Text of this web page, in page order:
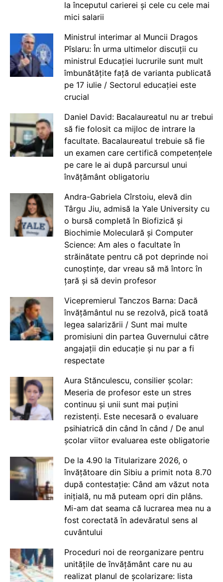
la începutul carierei și cele cu cele mai
mici salarii
Ministrul interimar al Muncii Dragos
Pîslaru: În urma ultimelor discuții cu
ministrul Educației lucrurile sunt mult
îmbunătățite față de varianta publicată
pe 17 iulie / Sectorul educației este
crucial
Daniel David: Bacalaureatul nu ar trebui
să fie folosit ca mijloc de intrare la
facultate. Bacalaureatul trebuie să fie
un examen care certifică competențele
pe care le ai după parcursul unui
învățământ obligatoriu
Andra-Gabriela Cîrstoiu, elevă din
Târgu Jiu, admisă la Yale University cu
o bursă completă în Biofizică și
Biochimie Moleculară și Computer
Science: Am ales o facultate în
străinătate pentru că pot deprinde noi
cunoștințe, dar vreau să mă întorc în
țară și să devin profesor
Vicepremierul Tanczos Barna: Dacă
învățământul nu se rezolvă, pică toată
legea salarizării / Sunt mai multe
promisiuni din partea Guvernului către
angajații din educație și nu par a fi
respectate
Aura Stănculescu, consilier școlar:
Meseria de profesor este un stres
continuu și unii sunt mai puțini
rezistenți. Este necesară o evaluare
psihiatrică din când în când / De anul
școlar viitor evaluarea este obligatorie
De la 4.90 la Titularizare 2026, o
învățătoare din Sibiu a primit nota 8.70
după contestație: Când am văzut nota
inițială, nu mă puteam opri din plâns.
Mi-am dat seama că lucrarea mea nu a
fost corectată în adevăratul sens al
cuvântului
Proceduri noi de reorganizare pentru
unitățile de învățământ care nu au
realizat planul de școlarizare: lista